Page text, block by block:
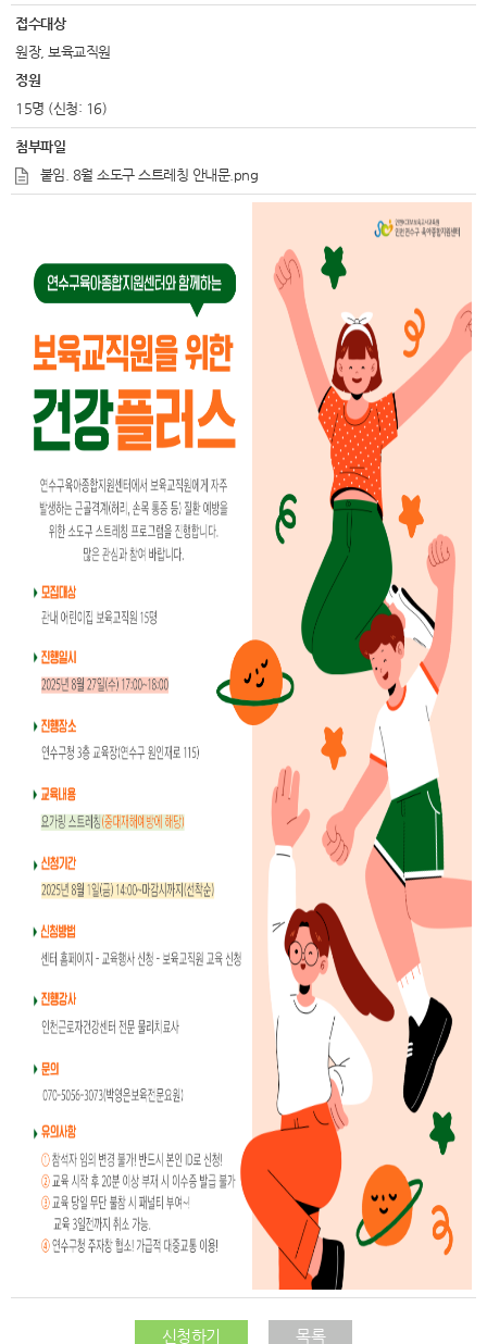
접수대상
원장, 보육교직원
정원
15명 (신청: 16)
첨부파일
붙임. 8월 소도구 스트레칭 안내문.png
신청하기 목록